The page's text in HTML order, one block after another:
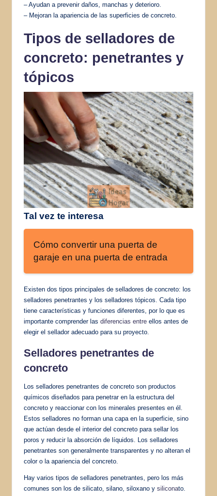
– Ayudan a prevenir daños, manchas y deterioro.
– Mejoran la apariencia de las superficies de concreto.
Tipos de selladores de
concreto: penetrantes y
tópicos
Tal vez te interesa
Cómo convertir una puerta de
garaje en una puerta de entrada
Existen dos tipos principales de selladores de concreto: los
selladores penetrantes y los selladores tópicos. Cada tipo
tiene características y funciones diferentes, por lo que es
importante comprender las diferencias entre ellos antes de
elegir el sellador adecuado para su proyecto.
Selladores penetrantes de
concreto
Los selladores penetrantes de concreto son productos
químicos diseñados para penetrar en la estructura del
concreto y reaccionar con los minerales presentes en él.
Estos selladores no forman una capa en la superficie, sino
que actúan desde el interior del concreto para sellar los
poros y reducir la absorción de líquidos. Los selladores
penetrantes son generalmente transparentes y no alteran el
color o la apariencia del concreto.
Hay varios tipos de selladores penetrantes, pero los más
comunes son los de silicato, silano, siloxano y siliconato.